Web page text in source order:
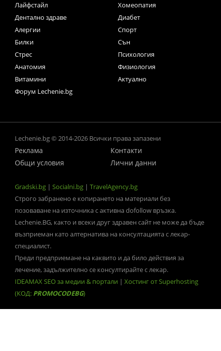
Лайфстайл
Хомеопатия
Дентално здраве
Диабет
Алергии
Спорт
Билки
Сън
Стрес
Психология
Анатомия
Физиология
Витамини
Актуално
Форум Lechenie.bg
Lechenie.bg © 2014-2026 Всички права запазени
Реклама
Контакти
Общи условия
Лични данни
Gradski.bg | Socialni.bg | TravelAgency.bg
Строго забранено е копирането на материали без
позоваване на източника с активна dofollow връзка.
Lechenie.BG, както и всеки друг здравен сайт не може да бъде
възприеман като алтернатива на консултацията с лекар-
специалист.
Преди предприемане на каквито и да било действия за
лечение, задължително се консултирайте с лекар.
IDEAMAX SEO за медии & портали | Хостинг от Superhosting
(КОД: PROMOCODEBG)